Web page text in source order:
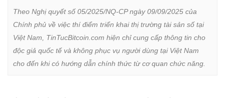
Theo Nghị quyết số 05/2025/NQ-CP ngày 09/09/2025 của
Chính phủ về việc thí điểm triển khai thị trường tài sản số tại
Việt Nam, TinTucBitcoin.com hiện chỉ cung cấp thông tin cho
độc giả quốc tế và không phục vụ người dùng tại Việt Nam
cho đến khi có hướng dẫn chính thức từ cơ quan chức năng.